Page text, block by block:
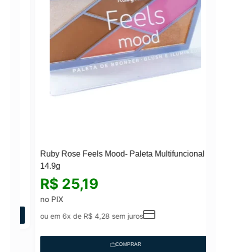
Ruby Rose Feels Mood- Paleta Multifuncional
14.9g
R$25,19
no PIX
ou em 6x de R$4,28sem juros
COMPRAR